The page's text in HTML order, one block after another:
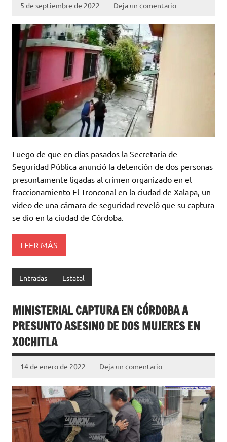
5 de septiembre de 2022 Deja un comentario
Luego de que en días pasados la Secretaría de
Seguridad Pública anunció la detención de dos personas
presuntamente ligadas al crimen organizado en el
fraccionamiento El Tronconal en la ciudad de Xalapa, un
video de una cámara de seguridad reveló que su captura
se dio en la ciudad de Córdoba.
LEER MÁS
Entradas Estatal
MINISTERIAL CAPTURA EN CÓRDOBA A
PRESUNTO ASESINO DE DOS MUJERES EN
XOCHITLA
14 de enero de 2022 Deja un comentario